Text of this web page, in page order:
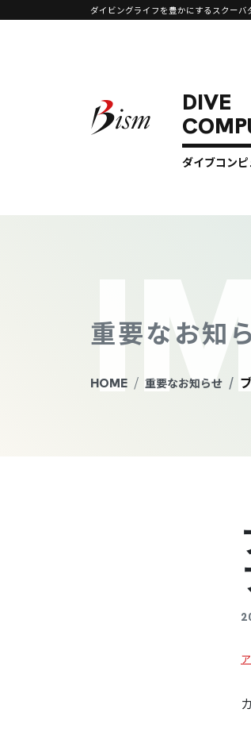
ダイビングライフを豊かにするスクーバ
メインナビゲーション
ダイブコン
重要なお知
HOME 重要なお知らせ